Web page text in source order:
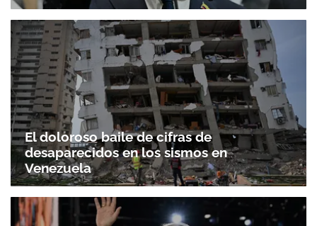
El doloroso baile de cifras de
desaparecidos en los sismos en
Venezuela